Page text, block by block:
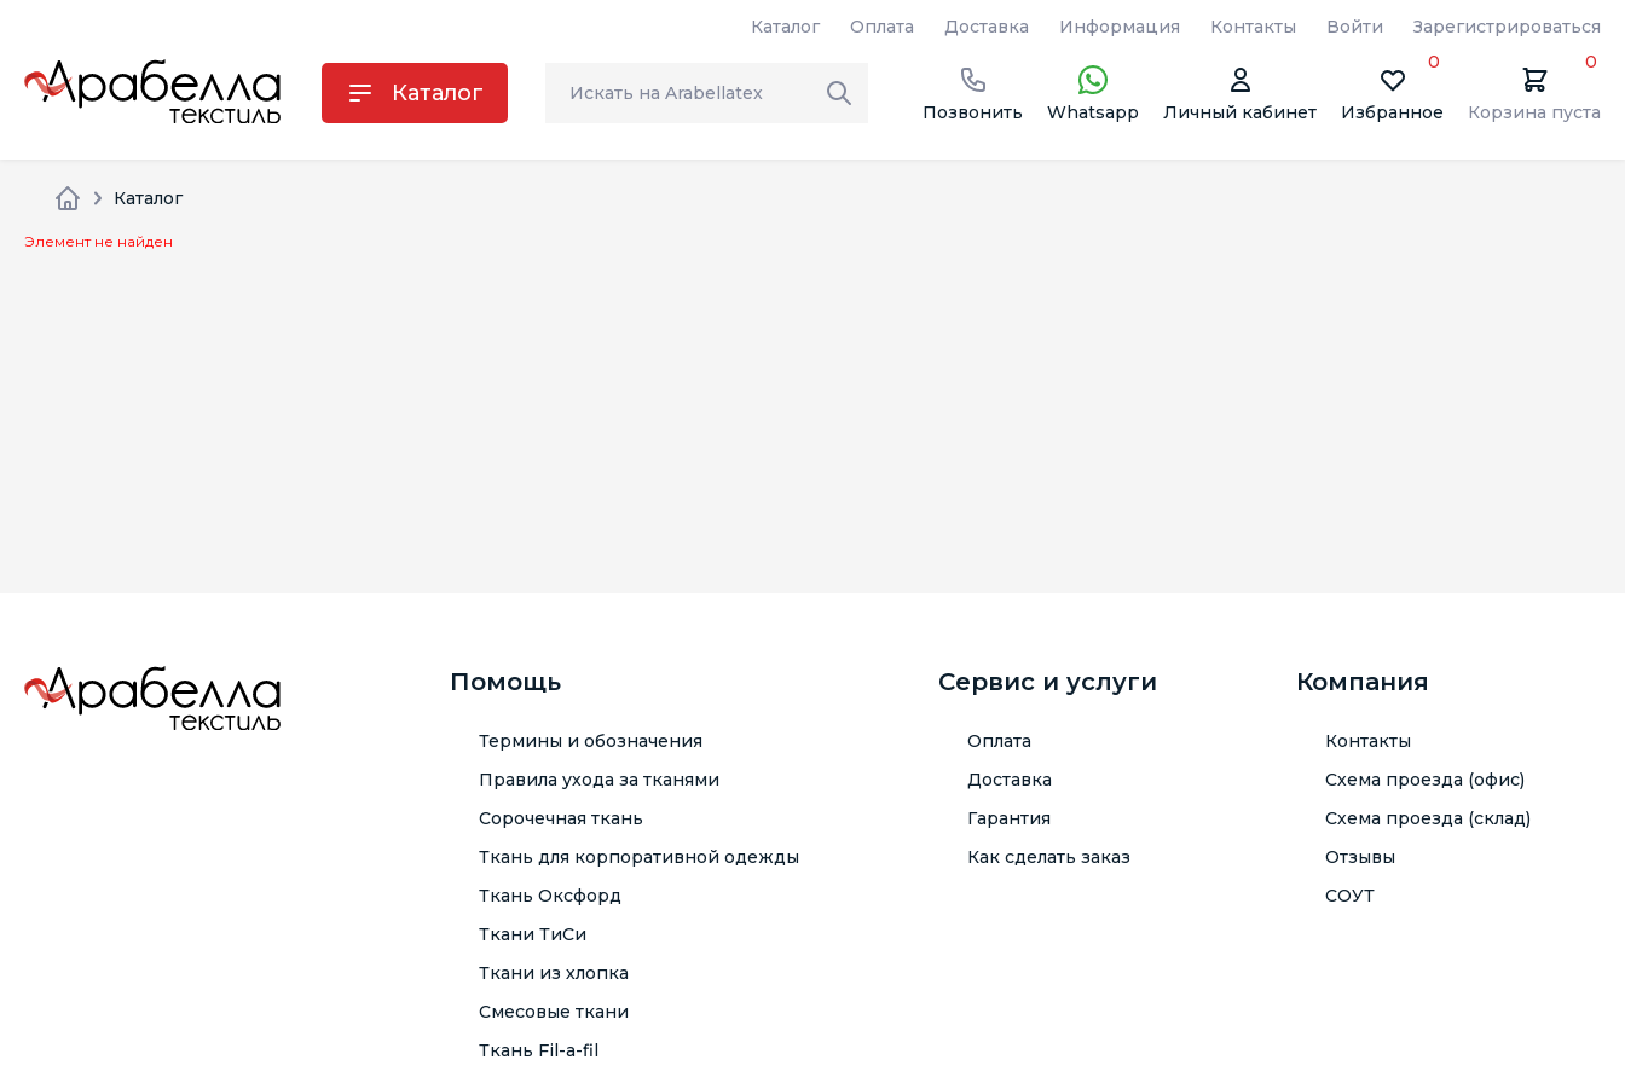
Каталог Оплата Доставка Информация Контакты Войти Зарегистрироваться
Каталог
Позвонить Whatsapp Личный кабинет Избранное
0
Корзина пуста
0
Каталог
Элемент не найден
Помощь
Термины и обозначения
Правила ухода за тканями
Сорочечная ткань
Ткань для корпоративной одежды
Ткань Оксфорд
Ткани ТиСи
Ткани из хлопка
Смесовые ткани
Ткань Fil-a-fil
Сервис и услуги
Оплата
Доставка
Гарантия
Как сделать заказ
Компания
Контакты
Схема проезда (офис)
Схема проезда (склад)
Отзывы
СОУТ